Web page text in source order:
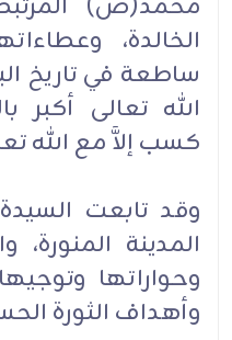
الخالدة،
ساطعة في تاريخ
الله تعالى أكبر
كسب إلاَّ مع الله
وقد تابعت
المدينة
وحواراتها
وأهداف الثورة